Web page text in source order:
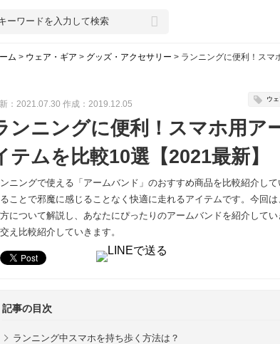
ム > ウェア・ギア > グッズ・アクセサリー > ランニングに便利！スマ
：2021.07.30 作成：2019.12.05 ウ
ンニングに便利！スマホ用ア
テムを比較10選【2021最新】
ニングで使える「アームバンド」のおすすめ商品を比較紹介し
ことで邪魔に感じることなく快適に走れるアイテムです。今回
について解説し、あなたにぴったりのアームバンドを紹介して
え比較紹介していきます。
記事の目次
ランニング中スマホを持ち歩く方法は？